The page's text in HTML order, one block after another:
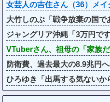
女芸人の吉住さん（36）メ
大竹しのぶ「戦争放棄の国
ジャングリア沖縄「3万円で
VTuberさん、祖母の「家族
防衛費、過去最大の8.9兆円
ひろゆき「出馬する気ないか